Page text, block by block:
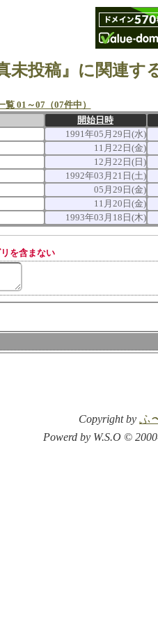
未投稿』に関連す
覧 01～07（07件中）
開始日時
1991年05月29日(水)
11月22日(金)
12月22日(日)
1992年03月21日(土)
05月29日(金)
11月20日(金)
1993年03月18日(木)
を含まない
Copyright by ふ
Powerd by W.S.O ©